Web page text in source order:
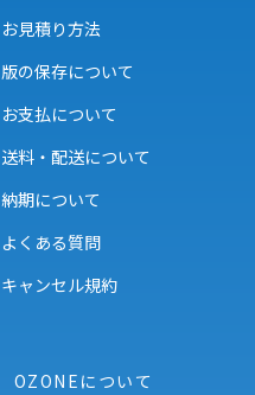
お見積り方法
版の保存について
お支払について
送料・配送について
納期について
よくある質問
キャンセル規約
OZONEについて